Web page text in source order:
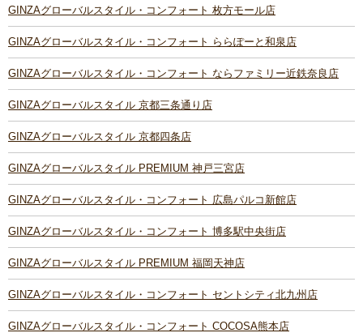
GINZAグローバルスタイル・コンフォート 枚方モール店
GINZAグローバルスタイル・コンフォート ららぽーと和泉店
GINZAグローバルスタイル・コンフォート ならファミリー近鉄奈良店
GINZAグローバルスタイル 京都三条通り店
GINZAグローバルスタイル 京都四条店
GINZAグローバルスタイル PREMIUM 神戸三宮店
GINZAグローバルスタイル・コンフォート 広島パルコ新館店
GINZAグローバルスタイル・コンフォート 博多駅中央街店
GINZAグローバルスタイル PREMIUM 福岡天神店
GINZAグローバルスタイル・コンフォート セントシティ北九州店
GINZAグローバルスタイル・コンフォート COCOSA熊本店